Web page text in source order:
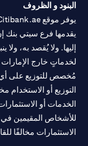
البنود و الظروف
يقدمها فرع سيتي بنك
إليها. ولا يُقصد به،
لخدماتٍ خارج الإمارات
مُخصص للتوزيع على
التوزيع أو الاستخدام
الخدمات أو
للأشخاص المقيمين في
الاستثمارات مخالفًا